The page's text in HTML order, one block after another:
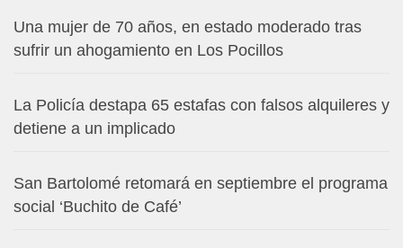
Una mujer de 70 años, en estado moderado tras
sufrir un ahogamiento en Los Pocillos
La Policía destapa 65 estafas con falsos alquileres y
detiene a un implicado
San Bartolomé retomará en septiembre el programa
social ‘Buchito de Café’